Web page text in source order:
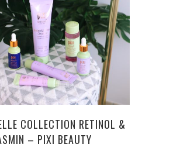
COLLECTION RETINOL &
– PIXI BEAUTY